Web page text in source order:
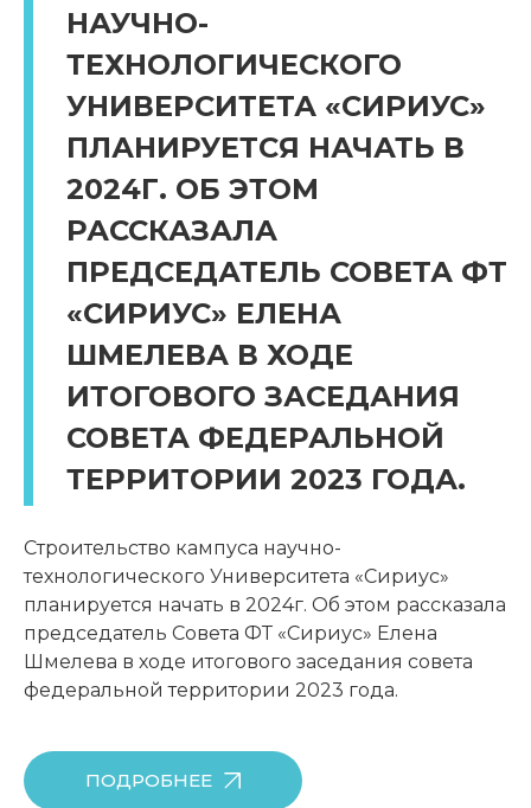
НАУЧНО-
ТЕХНОЛОГИЧЕСКОГО
УНИВЕРСИТЕТА «СИРИУС»
ПЛАНИРУЕТСЯ НАЧАТЬ В
2024Г. ОБ ЭТОМ
РАССКАЗАЛА
ПРЕДСЕДАТЕЛЬ СОВЕТА ФТ
«СИРИУС» ЕЛЕНА
ШМЕЛЕВА В ХОДЕ
ИТОГОВОГО ЗАСЕДАНИЯ
СОВЕТА ФЕДЕРАЛЬНОЙ
ТЕРРИТОРИИ 2023 ГОДА.
Строительство кампуса научно-
технологического Университета «Сириус»
планируется начать в 2024г. Об этом рассказала
председатель Совета ФТ «Сириус» Елена
Шмелева в ходе итогового заседания совета
федеральной территории 2023 года.
ПОДРОБНЕЕ